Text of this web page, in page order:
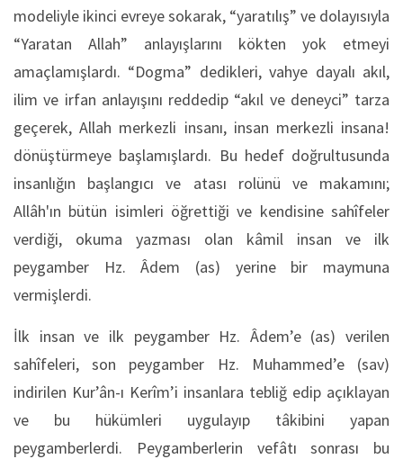
modeliyle ikinci evreye sokarak, “yaratılış” ve dolayısıyla
“Yaratan Allah” anlayışlarını kökten yok etmeyi
amaçlamışlardı. “Dogma” dedikleri, vahye dayalı akıl,
ilim ve irfan anlayışını reddedip “akıl ve deneyci” tarza
geçerek, Allah merkezli insanı, insan merkezli insana!
dönüştürmeye başlamışlardı. Bu hedef doğrultusunda
insanlığın başlangıcı ve atası rolünü ve makamını;
Allâh'ın bütün isimleri öğrettiği ve kendisine sahîfeler
verdiği, okuma yazması olan kâmil insan ve ilk
peygamber Hz. Âdem (as) yerine bir maymuna
vermişlerdi.
İlk insan ve ilk peygamber Hz. Âdem’e (as) verilen
sahîfeleri, son peygamber Hz. Muhammed’e (sav)
indirilen Kur’ân-ı Kerîm’i insanlara tebliğ edip açıklayan
ve bu hükümleri uygulayıp tâkibini yapan
peygamberlerdi. Peygamberlerin vefâtı sonrası bu